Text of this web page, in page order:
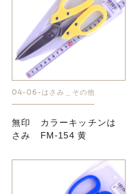
マルキン印
庖斬巴
お知らせ
採用情報
04-06-はさみ＿その他
無印 カラーキッチンは
さみ FM-154 黄